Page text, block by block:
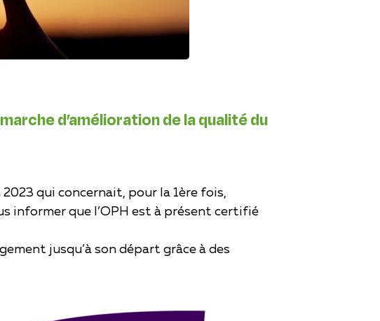
d’amélioration de la qualité du
qui concernait, pour la 1ère fois,
informer que l’OPH est à présent certifié
jusqu’à son départ grâce à des